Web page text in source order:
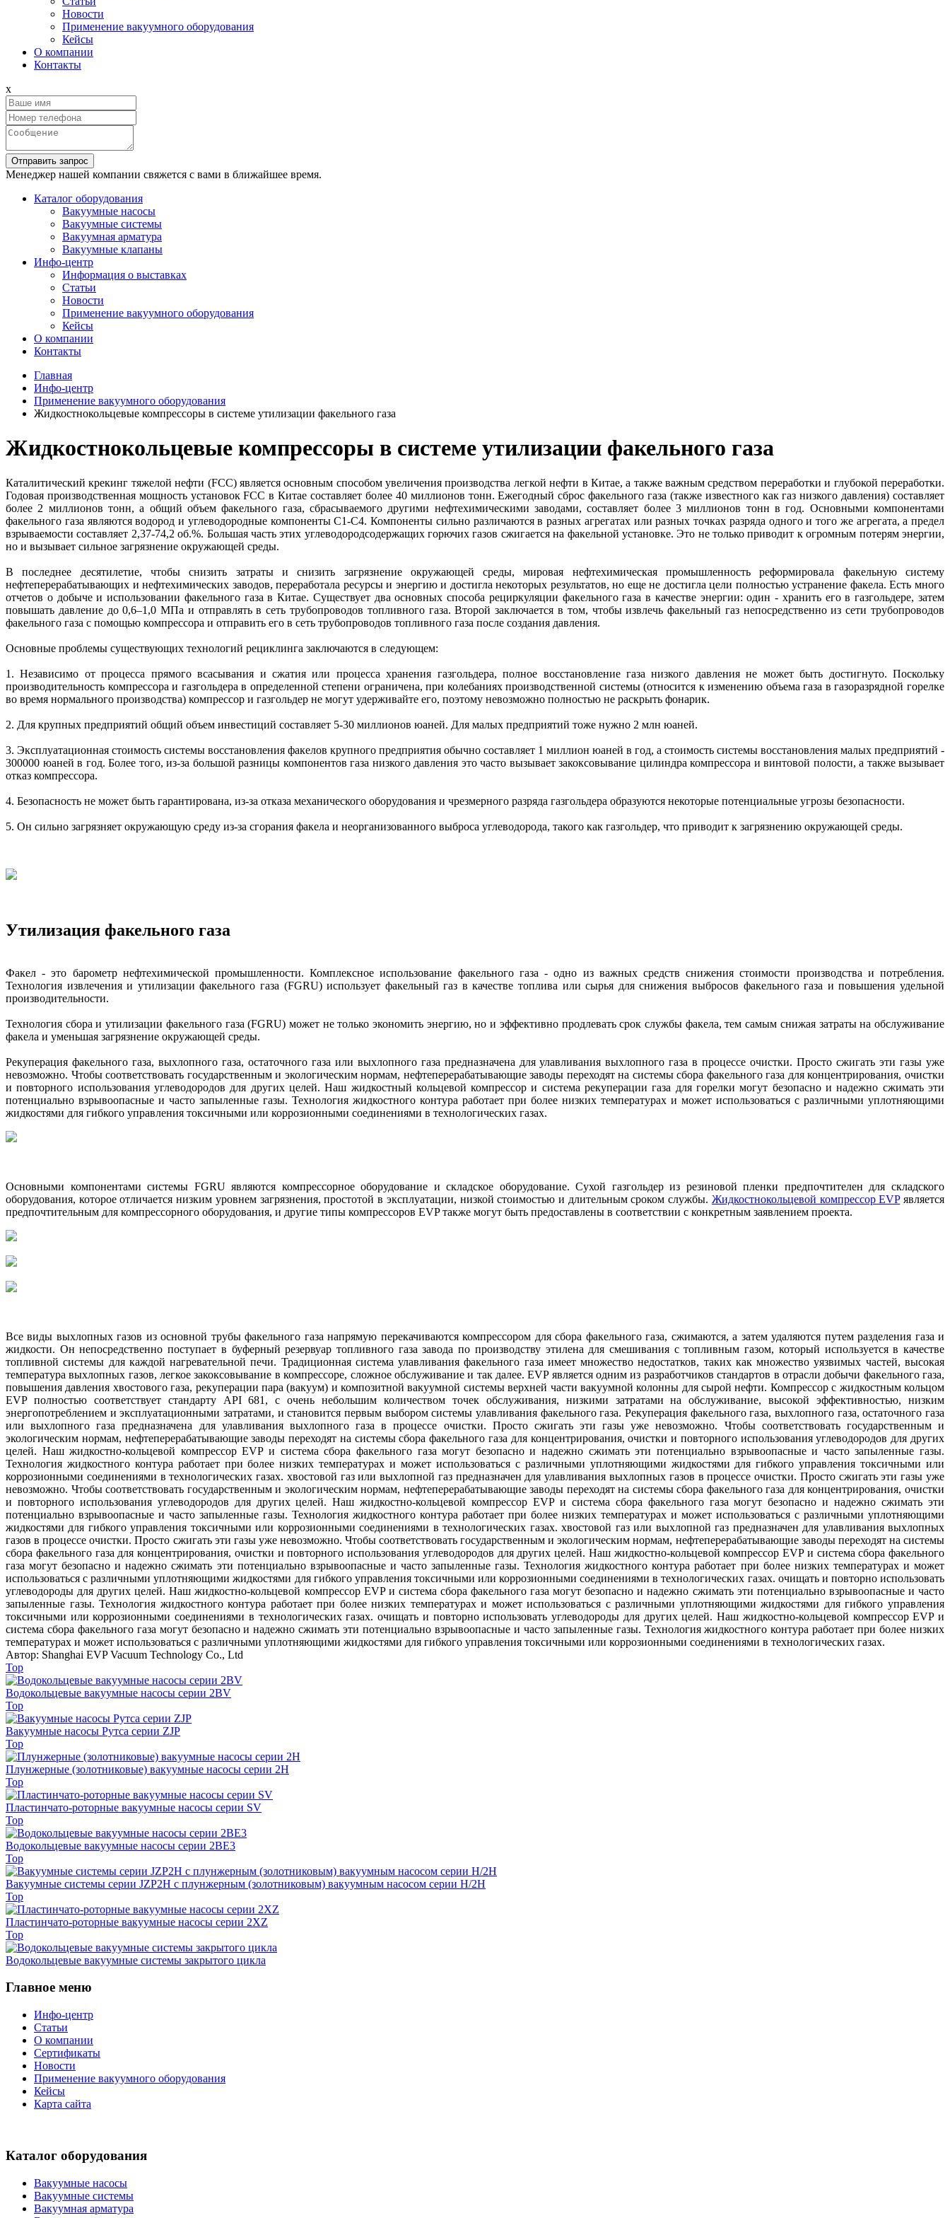
Новости
Применение вакуумного оборудования
Кейсы
О компании
Контакты
x
Отправить запрос
Менеджер нашей компании свяжется с вами в ближайшее время.
Каталог оборудования
Вакуумные насосы
Вакуумные системы
Вакуумная арматура
Вакуумные клапаны
Инфо-центр
Информация о выставках
Статьи
Новости
Применение вакуумного оборудования
Кейсы
О компании
Контакты
Главная
Инфо-центр
Применение вакуумного оборудования
Жидкостнокольцевые компрессоры в системе утилизации факельного газа
Жидкостнокольцевые компрессоры в системе утилизации факельного газа
Каталитический крекинг тяжелой нефти (FCC) является основным способом увеличения производства легкой нефти в Китае, а также важным средством переработки и глубокой переработки.
Годовая производственная мощность установок FCC в Китае составляет более 40 миллионов тонн. Ежегодный сброс факельного газа (также известного как газ низкого давления) составляет
более 2 миллионов тонн, а общий объем факельного газа, сбрасываемого другими нефтехимическими заводами, составляет более 3 миллионов тонн в год. Основными компонентами
факельного газа являются водород и углеводородные компоненты С1-С4. Компоненты сильно различаются в разных агрегатах или разных точках разряда одного и того же агрегата, а предел
взрываемости составляет 2,37-74,2 об.%. Большая часть этих углеводородсодержащих горючих газов сжигается на факельной установке. Это не только приводит к огромным потерям энергии,
но и вызывает сильное загрязнение окружающей среды.
В последнее десятилетие, чтобы снизить затраты и снизить загрязнение окружающей среды, мировая нефтехимическая промышленность реформировала факельную систему
нефтеперерабатывающих и нефтехимических заводов, переработала ресурсы и энергию и достигла некоторых результатов, но еще не достигла цели полностью устранение факела. Есть много
отчетов о добыче и использовании факельного газа в Китае. Существует два основных способа рециркуляции факельного газа в качестве энергии: один - хранить его в газгольдере, затем
повышать давление до 0,6–1,0 МПа и отправлять в сеть трубопроводов топливного газа. Второй заключается в том, чтобы извлечь факельный газ непосредственно из сети трубопроводов
факельного газа с помощью компрессора и отправить его в сеть трубопроводов топливного газа после создания давления.
Основные проблемы существующих технологий рециклинга заключаются в следующем:
1. Независимо от процесса прямого всасывания и сжатия или процесса хранения газгольдера, полное восстановление газа низкого давления не может быть достигнуто. Поскольку
производительность компрессора и газгольдера в определенной степени ограничена, при колебаниях производственной системы (относится к изменению объема газа в газоразрядной горелке
во время нормального производства) компрессор и газгольдер не могут удерживайте его, поэтому невозможно полностью не раскрыть фонарик.
2. Для крупных предприятий общий объем инвестиций составляет 5-30 миллионов юаней. Для малых предприятий тоже нужно 2 млн юаней.
3. Эксплуатационная стоимость системы восстановления факелов крупного предприятия обычно составляет 1 миллион юаней в год, а стоимость системы восстановления малых предприятий -
300000 юаней в год. Более того, из-за большой разницы компонентов газа низкого давления это часто вызывает закоксовывание цилиндра компрессора и винтовой полости, а также вызывает
отказ компрессора.
4. Безопасность не может быть гарантирована, из-за отказа механического оборудования и чрезмерного разряда газгольдера образуются некоторые потенциальные угрозы безопасности.
5. Он сильно загрязняет окружающую среду из-за сгорания факела и неорганизованного выброса углеводорода, такого как газгольдер, что приводит к загрязнению окружающей среды.
Утилизация факельного газа
Факел - это барометр нефтехимической промышленности. Комплексное использование факельного газа - одно из важных средств снижения стоимости производства и потребления.
Технология извлечения и утилизации факельного газа (FGRU) использует факельный газ в качестве топлива или сырья для снижения выбросов факельного газа и повышения удельной
производительности.
Технология сбора и утилизации факельного газа (FGRU) может не только экономить энергию, но и эффективно продлевать срок службы факела, тем самым снижая затраты на обслуживание
факела и уменьшая загрязнение окружающей среды.
Рекуперация факельного газа, выхлопного газа, остаточного газа или выхлопного газа предназначена для улавливания выхлопного газа в процессе очистки. Просто сжигать эти газы уже
невозможно. Чтобы соответствовать государственным и экологическим нормам, нефтеперерабатывающие заводы переходят на системы сбора факельного газа для концентрирования, очистки
и повторного использования углеводородов для других целей. Наш жидкостный кольцевой компрессор и система рекуперации газа для горелки могут безопасно и надежно сжимать эти
потенциально взрывоопасные и часто запыленные газы. Технология жидкостного контура работает при более низких температурах и может использоваться с различными уплотняющими
жидкостями для гибкого управления токсичными или коррозионными соединениями в технологических газах.
Основными компонентами системы FGRU являются компрессорное оборудование и складское оборудование. Сухой газгольдер из резиновой пленки предпочтителен для складского
оборудования, которое отличается низким уровнем загрязнения, простотой в эксплуатации, низкой стоимостью и длительным сроком службы. Жидкостнокольцевой компрессор EVPявляется
предпочтительным для компрессорного оборудования, и другие типы компрессоров EVP также могут быть предоставлены в соответствии с конкретным заявлением проекта.
Все виды выхлопных газов из основной трубы факельного газа напрямую перекачиваются компрессором для сбора факельного газа, сжимаются, а затем удаляются путем разделения газа и
жидкости. Он непосредственно поступает в буферный резервуар топливного газа завода по производству этилена для смешивания с топливным газом, который используется в качестве
топливной системы для каждой нагревательной печи. Традиционная система улавливания факельного газа имеет множество недостатков, таких как множество уязвимых частей, высокая
температура выхлопных газов, легкое закоксовывание в компрессоре, сложное обслуживание и так далее. EVP является одним из разработчиков стандартов в отрасли добычи факельного газа,
повышения давления хвостового газа, рекуперации пара (вакуум) и композитной вакуумной системы верхней части вакуумной колонны для сырой нефти. Компрессор с жидкостным кольцом
EVP полностью соответствует стандарту API 681, с очень небольшим количеством точек обслуживания, низкими затратами на обслуживание, высокой эффективностью, низким
энергопотреблением и эксплуатационными затратами, и становится первым выбором системы улавливания факельного газа. Рекуперация факельного газа, выхлопного газа, остаточного газа
или выхлопного газа предназначена для улавливания выхлопного газа в процессе очистки. Просто сжигать эти газы уже невозможно. Чтобы соответствовать государственным и
экологическим нормам, нефтеперерабатывающие заводы переходят на системы сбора факельного газа для концентрирования, очистки и повторного использования углеводородов для других
целей. Наш жидкостно-кольцевой компрессор EVP и система сбора факельного газа могут безопасно и надежно сжимать эти потенциально взрывоопасные и часто запыленные газы.
Технология жидкостного контура работает при более низких температурах и может использоваться с различными уплотняющими жидкостями для гибкого управления токсичными или
коррозионными соединениями в технологических газах. хвостовой газ или выхлопной газ предназначен для улавливания выхлопных газов в процессе очистки. Просто сжигать эти газы уже
невозможно. Чтобы соответствовать государственным и экологическим нормам, нефтеперерабатывающие заводы переходят на системы сбора факельного газа для концентрирования, очистки
и повторного использования углеводородов для других целей. Наш жидкостно-кольцевой компрессор EVP и система сбора факельного газа могут безопасно и надежно сжимать эти
потенциально взрывоопасные и часто запыленные газы. Технология жидкостного контура работает при более низких температурах и может использоваться с различными уплотняющими
жидкостями для гибкого управления токсичными или коррозионными соединениями в технологических газах. хвостовой газ или выхлопной газ предназначен для улавливания выхлопных
газов в процессе очистки. Просто сжигать эти газы уже невозможно. Чтобы соответствовать государственным и экологическим нормам, нефтеперерабатывающие заводы переходят на системы
сбора факельного газа для концентрирования, очистки и повторного использования углеводородов для других целей. Наш жидкостно-кольцевой компрессор EVP и система сбора факельного
газа могут безопасно и надежно сжимать эти потенциально взрывоопасные и часто запыленные газы. Технология жидкостного контура работает при более низких температурах и может
использоваться с различными уплотняющими жидкостями для гибкого управления токсичными или коррозионными соединениями в технологических газах. очищать и повторно использовать
углеводороды для других целей. Наш жидкостно-кольцевой компрессор EVP и система сбора факельного газа могут безопасно и надежно сжимать эти потенциально взрывоопасные и часто
запыленные газы. Технология жидкостного контура работает при более низких температурах и может использоваться с различными уплотняющими жидкостями для гибкого управления
токсичными или коррозионными соединениями в технологических газах. очищать и повторно использовать углеводороды для других целей. Наш жидкостно-кольцевой компрессор EVP и
система сбора факельного газа могут безопасно и надежно сжимать эти потенциально взрывоопасные и часто запыленные газы. Технология жидкостного контура работает при более низких
температурах и может использоваться с различными уплотняющими жидкостями для гибкого управления токсичными или коррозионными соединениями в технологических газах.
Автор: Shanghai EVP Vacuum Technology Co., Ltd
Top
Водокольцевые вакуумные насосы серии 2BV
Top
Вакуумные насосы Рутса серии ZJP
Top
Плунжерные (золотниковые) вакуумные насосы серии 2Н
Top
Пластинчато-роторные вакуумные насосы серии SV
Top
Водокольцевые вакуумные насосы серии 2BE3
Top
Вакуумные системы серии JZP2H с плунжерным (золотниковым) вакуумным насосом серии H/2H
Top
Пластинчато-роторные вакуумные насосы серии 2XZ
Top
Водокольцевые вакуумные системы закрытого цикла
Главное меню
Инфо-центр
Статьи
О компании
Сертификаты
Новости
Применение вакуумного оборудования
Кейсы
Карта сайта
Каталог оборудования
Вакуумные насосы
Вакуумные системы
Вакуумная арматура